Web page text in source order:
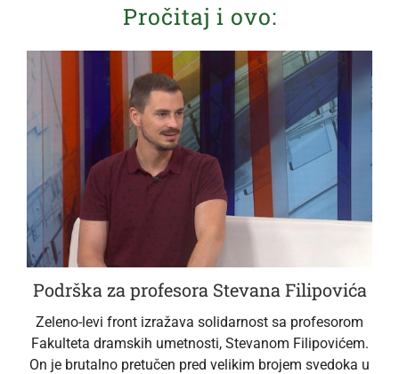
Pročitaj i ovo:
Podrška za profesora Stevana Filipovića
Zeleno-levi front izražava solidarnost sa profesorom
Fakulteta dramskih umetnosti, Stevanom Filipovićem.
On je brutalno pretučen pred velikim brojem svedoka u